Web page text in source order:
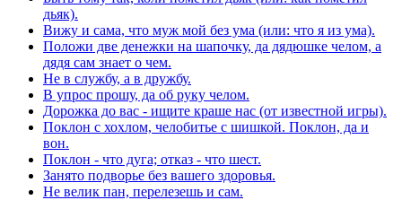
дьяк).
Вижу и сама, что муж мой без ума (или: что я из ума).
Положи две денежки на шапочку, да дядюшке челом, а
дядя сам знает о чем.
Не в службу, а в дружбу.
В упрос прошу, да об руку челом.
Дорожка до вас - ищите краше нас (от известной игры).
Поклон с хохлом, челобитье с шишкой. Поклон, да и
вон.
Поклон - что дуга; отказ - что шест.
Занято подворье без вашего здоровья.
Не велик пан, перелезешь и сам.